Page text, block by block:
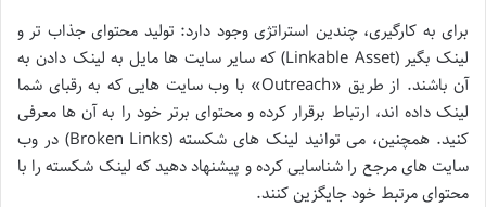
برای به کارگیری، چندین استراتژی وجود دارد: تولید محتوای جذاب تر و
لینک بگیر (Linkable Asset) که سایر سایت ها مایل به لینک دادن به
آن باشند. از طریق «Outreach» با وب سایت هایی که به رقبای شما
لینک داده اند، ارتباط برقرار کرده و محتوای برتر خود را به آن ها معرفی
کنید. همچنین، می توانید لینک های شکسته (Broken Links) در وب
سایت های مرجع را شناسایی کرده و پیشنهاد دهید که لینک شکسته را با
محتوای مرتبط خود جایگزین کنند.